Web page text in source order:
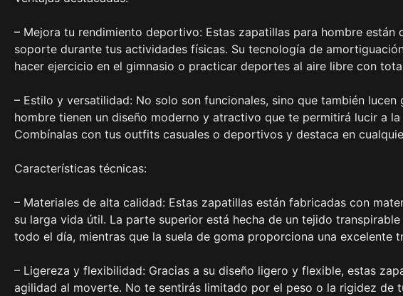
– Mejora tu rendimiento deportivo: Estas zapatillas para hombre
soporte durante tus actividades físicas. Su tecnología de
hacer ejercicio en el gimnasio o practicar deportes al aire libre con
– Estilo y versatilidad: No solo son funcionales, sino que también
hombre tienen un diseño moderno y atractivo que te permitirá lucir a
Combínalas con tus outfits casuales o deportivos y destaca en
Características técnicas:
– Materiales de alta calidad: Estas zapatillas están fabricadas con
su larga vida útil. La parte superior está hecha de un tejido
todo el día, mientras que la suela de goma proporciona una excelente
– Ligereza y flexibilidad: Gracias a su diseño ligero y flexible, estas
agilidad al moverte. No te sentirás limitado por el peso o la rigidez de